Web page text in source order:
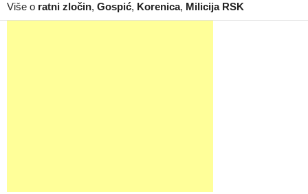
Više o ratni zločin, Gospić, Korenica, Milicija RSK